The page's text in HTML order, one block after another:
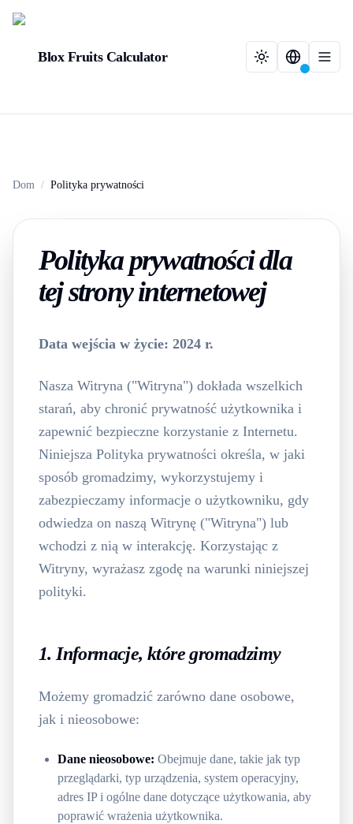
Blox Fruits Calculator
Dom / Polityka prywatności
Polityka prywatności dla
tej strony internetowej
Data wejścia w życie: 2024 r.
Nasza Witryna ("Witryna") dokłada wszelkich
starań, aby chronić prywatność użytkownika i
zapewnić bezpieczne korzystanie z Internetu.
Niniejsza Polityka prywatności określa, w jaki
sposób gromadzimy, wykorzystujemy i
zabezpieczamy informacje o użytkowniku, gdy
odwiedza on naszą Witrynę ("Witryna") lub
wchodzi z nią w interakcję. Korzystając z
Witryny, wyrażasz zgodę na warunki niniejszej
polityki.
1. Informacje, które gromadzimy
Możemy gromadzić zarówno dane osobowe,
jak i nieosobowe:
Dane nieosobowe: Obejmuje dane, takie jak typ
przeglądarki, typ urządzenia, system operacyjny,
adres IP i ogólne dane dotyczące użytkowania, aby
poprawić wrażenia użytkownika.